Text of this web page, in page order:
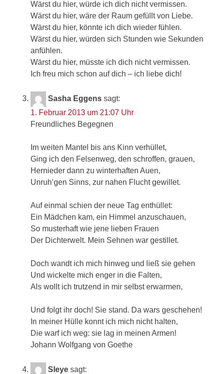
Wärst du hier, würde ich dich nicht vermissen.
Wärst du hier, wäre der Raum gefüllt von Liebe.
Wärst du hier, könnte ich dich wieder fühlen.
Wärst du hier, würden sich Stunden wie Sekunden
anfühlen.
Wärst du hier, müsste ich dich nicht vermissen.
Ich freu mich schon auf dich – ich liebe dich!
Sasha Eggens sagt:
1. Februar 2013 um 21:07 Uhr
Freundliches Begegnen
Im weiten Mantel bis ans Kinn verhüllet,
Ging ich den Felsenweg, den schroffen, grauen,
Hernieder dann zu winterhaften Auen,
Unruh’gen Sinns, zur nahen Flucht gewillet.
Auf einmal schien der neue Tag enthüllet:
Ein Mädchen kam, ein Himmel anzuschauen,
So musterhaft wie jene lieben Frauen
Der Dichterwelt. Mein Sehnen war gestillet.
Doch wandt ich mich hinweg und ließ sie gehen
Und wickelte mich enger in die Falten,
Als wollt ich trutzend in mir selbst erwarmen,
Und folgt ihr doch! Sie stand. Da wars geschehen!
In meiner Hülle konnt ich mich nicht halten,
Die warf ich weg: sie lag in meinen Armen!
Johann Wolfgang von Goethe
Sleye sagt: